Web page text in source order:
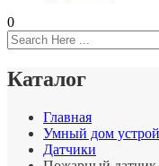
0
Каталог
Главная
Умный дом
Датчики